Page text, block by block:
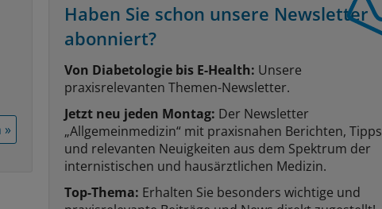
»
Haben Sie schon unsere Newsletter
abonniert?
Von Diabetologie bis E-Health: Unsere
praxisrelevanten Themen-Newsletter.
Jetzt neu jeden Montag: Der Newsletter
„Allgemeinmedizin“ mit praxisnahen Berichten, Tipps
und relevanten Neuigkeiten aus dem Spektrum der
internistischen und hausärztlichen Medizin.
Top-Thema: Erhalten Sie besonders wichtige und